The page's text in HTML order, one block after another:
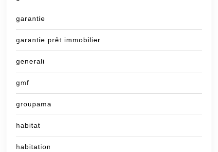
garantie
garantie prêt immobilier
generali
gmf
groupama
habitat
habitation